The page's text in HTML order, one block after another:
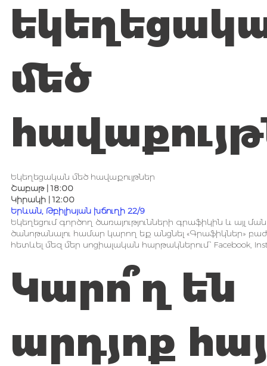
Եկեղեցական մեծ հավաքույթներ
Շաբաթ | 18։00
Կիրակի | 12։00
Երևան, Թբիլիսյան խճուղի 22/9
Եկեղեցում գործող ծառայությունների գրաֆիկին և այլ
ծանոթանալու համար կարող եք անցնել «Գրաֆիկներ»
հետևել մեզ մեր սոցիալական հարթակներում՝ Facebook,
մեծ
Կարո՞ղ են
արդյոք